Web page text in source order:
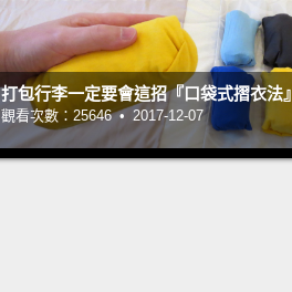
打包行李一定要會這招『口袋式摺衣法』
觀看次數：25646 • 2017-12-07